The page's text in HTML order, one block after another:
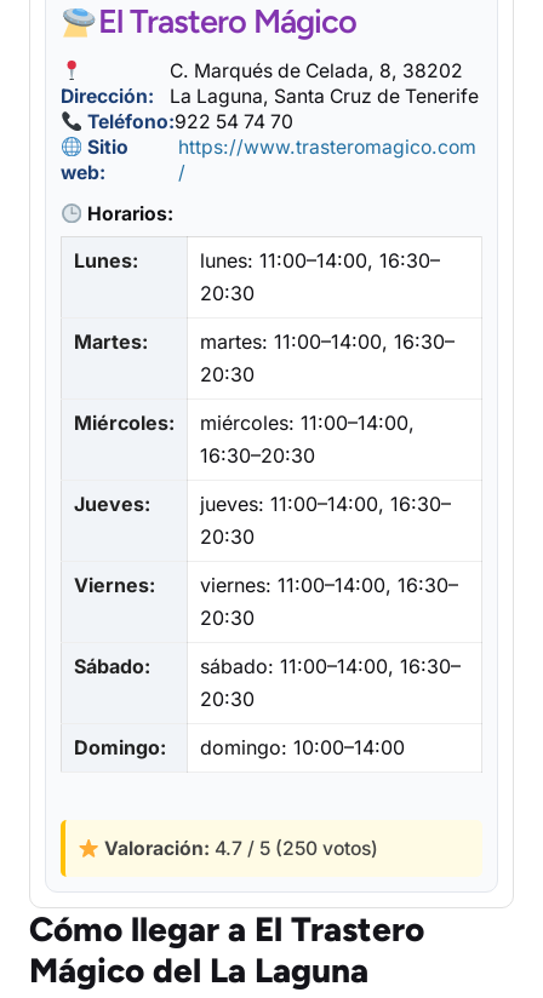
El Trastero Mágico
Dirección:
C. Marqués de Celada, 8, 38202
La Laguna, Santa Cruz de Tenerife
Teléfono:922 54 74 70
Sitio
web:
https://www.trasteromagico.com
/
Horarios:
Lunes:
lunes: 11:00–14:00, 16:30–
20:30
Martes:
martes: 11:00–14:00, 16:30–
20:30
Miércoles:
miércoles: 11:00–14:00,
16:30–20:30
Jueves:
jueves: 11:00–14:00, 16:30–
20:30
Viernes:
viernes: 11:00–14:00, 16:30–
20:30
Sábado:
sábado: 11:00–14:00, 16:30–
20:30
Domingo:
domingo: 10:00–14:00
Valoración: 4.7 / 5 (250 votos)
Cómo llegar a El Trastero
Mágico del La Laguna